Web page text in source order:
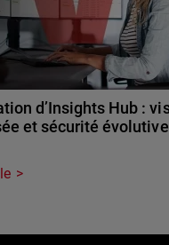
d’Insights Hub :
et sécurité